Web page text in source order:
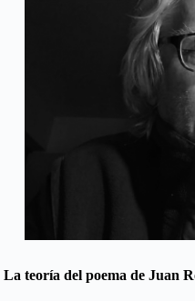
La teoría del poema de Juan